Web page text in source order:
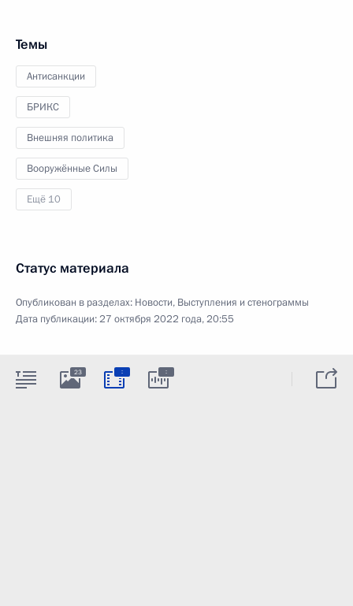
Темы
Антисанкции
БРИКС
Внешняя политика
Вооружённые Силы
Ещё 10
Статус материала
Опубликован в разделах: Новости, Выступления и стенограммы
Дата публикации:27 октября 2022 года, 20:55
23 : :